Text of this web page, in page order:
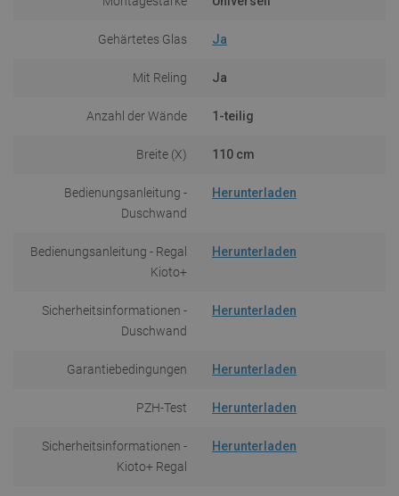
Gehärtetes Glas Ja
Mit Reling Ja
Anzahl der Wände 1-teilig
Breite (X) 110 cm
Bedienungsanleitung -
Duschwand
Herunterladen
Bedienungsanleitung - Regal
Kioto+
Herunterladen
Sicherheitsinformationen -
Duschwand
Herunterladen
Garantiebedingungen Herunterladen
PZH-Test Herunterladen
Sicherheitsinformationen -
Kioto+ Regal
Herunterladen